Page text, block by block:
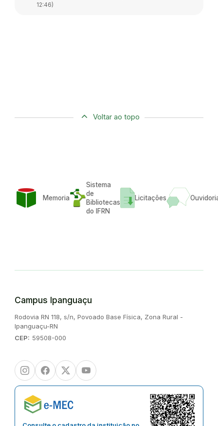
12:46)
Voltar ao topo
Memoria
Sistema
de
Bibliotecas
do IFRN
Licitações
Campus Ipanguaçu
Endereço:
Rodovia RN 118, s/n, Povoado Base Física, Zona Rural -
Ipanguaçu-RN
CEP: 59508-000
InstagramFacebookTwitter/XYoutube